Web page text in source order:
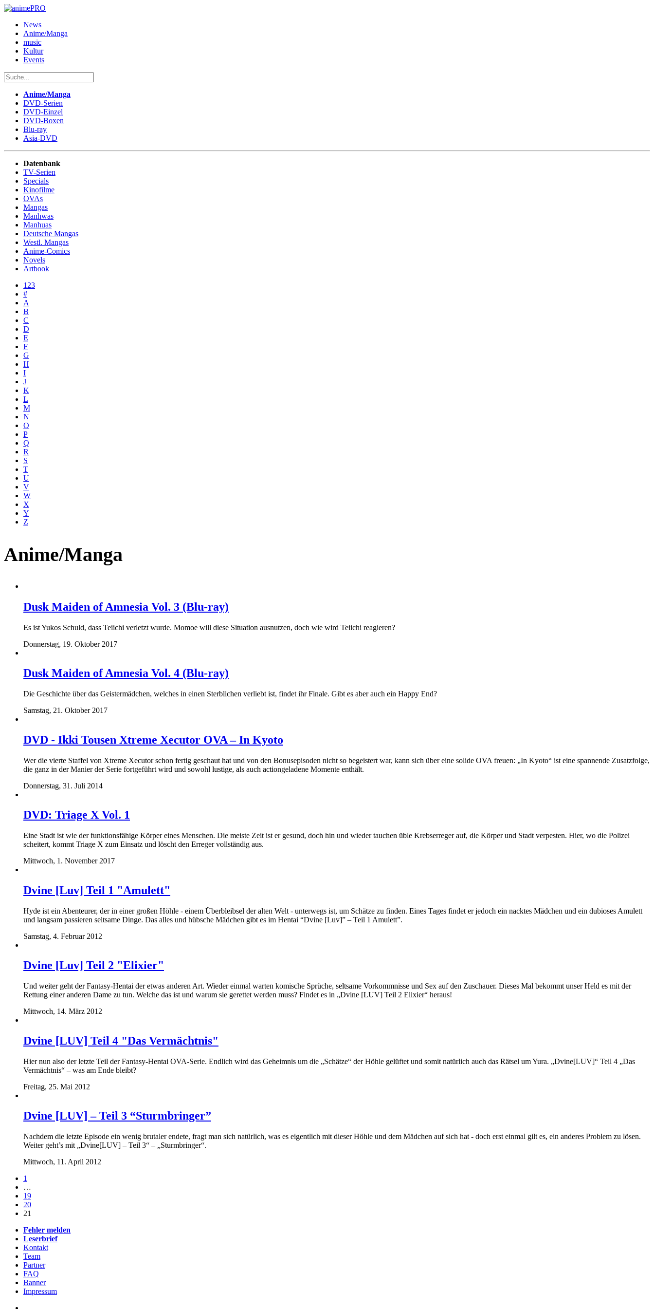
News
Anime/Manga
music
Kultur
Events
Anime/Manga
DVD-Serien
DVD-Einzel
DVD-Boxen
Blu-ray
Asia-DVD
Datenbank
TV-Serien
Specials
Kinofilme
OVAs
Mangas
Manhwas
Manhuas
Deutsche Mangas
Westl. Mangas
Anime-Comics
Novels
Artbook
123
#
A
B
C
D
E
F
G
H
I
J
K
L
M
N
O
P
Q
R
S
T
U
V
W
X
Y
Z
Anime/Manga
Dusk Maiden of Amnesia Vol. 3 (Blu-ray)
Es ist Yukos Schuld, dass Teiichi verletzt wurde. Momoe will diese Situation ausnutzen, doch wie wird Teiichi reagieren?
Donnerstag, 19. Oktober 2017
Dusk Maiden of Amnesia Vol. 4 (Blu-ray)
Die Geschichte über das Geistermädchen, welches in einen Sterblichen verliebt ist, findet ihr Finale. Gibt es aber auch ein Happy End?
Samstag, 21. Oktober 2017
DVD - Ikki Tousen Xtreme Xecutor OVA – In Kyoto
Wer die vierte Staffel von Xtreme Xecutor schon fertig geschaut hat und von den Bonusepisoden nicht so begeistert war, kann sich über eine solide OVA freuen: „In Kyoto“ ist eine spannende Zusatzfolge,
die ganz in der Manier der Serie fortgeführt wird und sowohl lustige, als auch actiongeladene Momente enthält.
Donnerstag, 31. Juli 2014
DVD: Triage X Vol. 1
Eine Stadt ist wie der funktionsfähige Körper eines Menschen. Die meiste Zeit ist er gesund, doch hin und wieder tauchen üble Krebserreger auf, die Körper und Stadt verpesten. Hier, wo die Polizei
scheitert, kommt Triage X zum Einsatz und löscht den Erreger vollständig aus.
Mittwoch, 1. November 2017
Dvine [Luv] Teil 1 "Amulett"
Hyde ist ein Abenteurer, der in einer großen Höhle - einem Überbleibsel der alten Welt - unterwegs ist, um Schätze zu finden. Eines Tages findet er jedoch ein nacktes Mädchen und ein dubioses Amulett
und langsam passieren seltsame Dinge. Das alles und hübsche Mädchen gibt es im Hentai “Dvine [Luv]” – Teil 1 Amulett”.
Samstag, 4. Februar 2012
Dvine [Luv] Teil 2 "Elixier"
Und weiter geht der Fantasy-Hentai der etwas anderen Art. Wieder einmal warten komische Sprüche, seltsame Vorkommnisse und Sex auf den Zuschauer. Dieses Mal bekommt unser Held es mit der
Rettung einer anderen Dame zu tun. Welche das ist und warum sie gerettet werden muss? Findet es in „Dvine [LUV] Teil 2 Elixier“ heraus!
Mittwoch, 14. März 2012
Dvine [LUV] Teil 4 "Das Vermächtnis"
Hier nun also der letzte Teil der Fantasy-Hentai OVA-Serie. Endlich wird das Geheimnis um die „Schätze“ der Höhle gelüftet und somit natürlich auch das Rätsel um Yura. „Dvine[LUV]“ Teil 4 „Das
Vermächtnis“ – was am Ende bleibt?
Freitag, 25. Mai 2012
Dvine [LUV] – Teil 3 “Sturmbringer”
Nachdem die letzte Episode ein wenig brutaler endete, fragt man sich natürlich, was es eigentlich mit dieser Höhle und dem Mädchen auf sich hat - doch erst einmal gilt es, ein anderes Problem zu lösen.
Weiter geht’s mit „Dvine[LUV] – Teil 3“ – „Sturmbringer“.
Mittwoch, 11. April 2012
1
…
19
20
21
Fehler melden
Leserbrief
Kontakt
Team
Partner
FAQ
Banner
Impressum